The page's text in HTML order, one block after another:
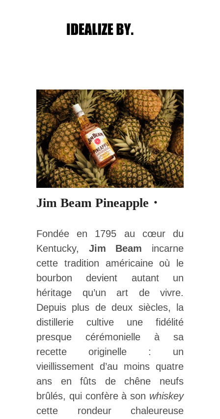
Post navigation
Jim Beam Pineapple・
Fondée en 1795 au cœur du
Kentucky, Jim Beam incarne
cette tradition américaine où le
bourbon devient autant un
héritage qu’un art de vivre.
Depuis plus de deux siècles, la
distillerie cultive une fidélité
presque cérémonielle à sa
recette originelle : un
vieillissement d’au moins quatre
ans en fûts de chêne neufs
brûlés, qui confère à son whiskey
cette rondeur chaleureuse